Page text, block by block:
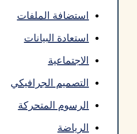
استضافة الملفات
استعادة البيانات
الاجتماعية
التصميم الجرافيكي
الرسوم المتحركة